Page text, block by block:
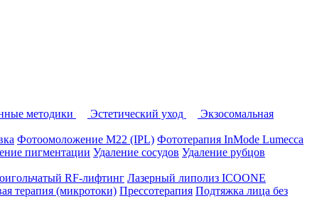
методики Эстетический уход
Экзосомальная
Фотоомоложение M22 (IPL) Фототерапия InMode Lumecca
пигментации Удаление сосудов Удаление рубцов
RF-лифтинг Лазерный липолиз ICOONE
терапия (микротоки) Прессотерапия Подтяжка лица без